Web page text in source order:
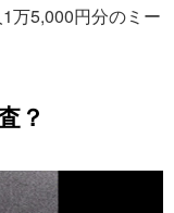
万5,000円分のミー
？